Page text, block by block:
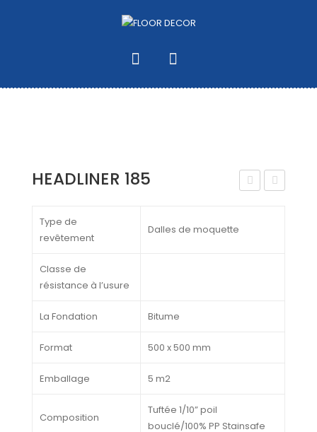
HEADLINER 185
Type de
revêtement
Dalles de moquette
Classe de
résistance à l’usure
La Fondation Bitume
Format 500 x 500 mm
Emballage 5 m2
Composition
Tuftée 1/10” poil
bouclé/100% PP Stainsafe